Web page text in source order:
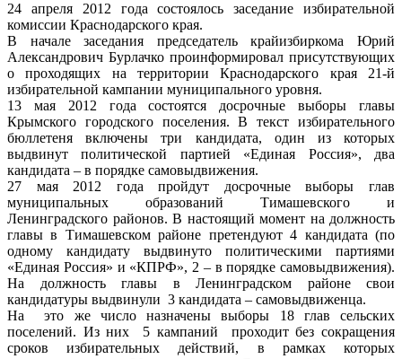
24 апреля 2012 года состоялось заседание избирательной
комиссии Краснодарского края.
В начале заседания председатель крайизбиркома Юрий
Александрович Бурлачко проинформировал присутствующих
о проходящих на территории Краснодарского края 21-й
избирательной кампании муниципального уровня.
13 мая 2012 года состоятся досрочные выборы главы
Крымского городского поселения. В текст избирательного
бюллетеня включены три кандидата, один из которых
выдвинут политической партией «Единая Россия», два
кандидата – в порядке самовыдвижения.
27 мая 2012 года пройдут досрочные выборы глав
муниципальных образований Тимашевского и
Ленинградского районов. В настоящий момент на должность
главы в Тимашевском районе претендуют 4 кандидата (по
одному кандидату выдвинуто политическими партиями
«Единая Россия» и «КПРФ», 2 – в порядке самовыдвижения).
На должность главы в Ленинградском районе свои
кандидатуры выдвинули 3 кандидата – самовыдвиженца.
На это же число назначены выборы 18 глав сельских
поселений. Из них 5 кампаний проходит без сокращения
сроков избирательных действий, в рамках которых